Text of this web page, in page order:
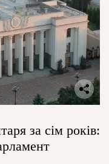
за сім років: